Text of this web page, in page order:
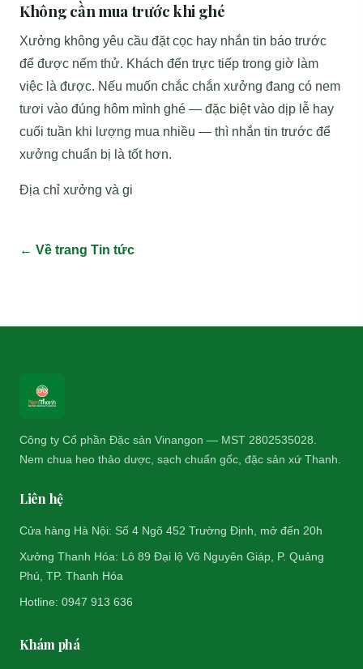
Không cần mua trước khi ghé
Xưởng không yêu cầu đặt cọc hay nhắn tin báo trước
để được nếm thử. Khách đến trực tiếp trong giờ làm
việc là được. Nếu muốn chắc chắn xưởng đang có nem
tươi vào đúng hôm mình ghé — đặc biệt vào dịp lễ hay
cuối tuần khi lượng mua nhiều — thì nhắn tin trước để
xưởng chuẩn bị là tốt hơn.
Địa chỉ xưởng và gi
← Về trang Tin tức
Công ty Cổ phần Đặc sản Vinangon — MST 2802535028.
Nem chua heo thảo dược, sạch chuẩn gốc, đặc sản xứ Thanh.
Liên hệ
Cửa hàng Hà Nội: Số 4 Ngõ 452 Trường Định, mở đến 20h
Xưởng Thanh Hóa: Lô 89 Đại lộ Võ Nguyên Giáp, P. Quảng
Phú, TP. Thanh Hóa
Hotline: 0947 913 636
Khám phá